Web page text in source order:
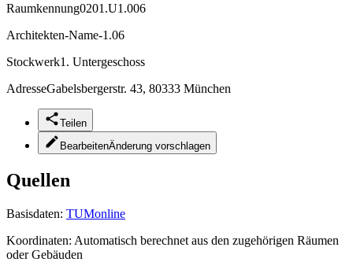
Raumkennung0201.U1.006
Architekten-Name-1.06
Stockwerk1. Untergeschoss
AdresseGabelsbergerstr. 43, 80333 München
Teilen
BearbeitenÄnderung vorschlagen
Quellen
Basisdaten: TUMonline
Koordinaten: Automatisch berechnet aus den zugehörigen Räumen
oder Gebäuden